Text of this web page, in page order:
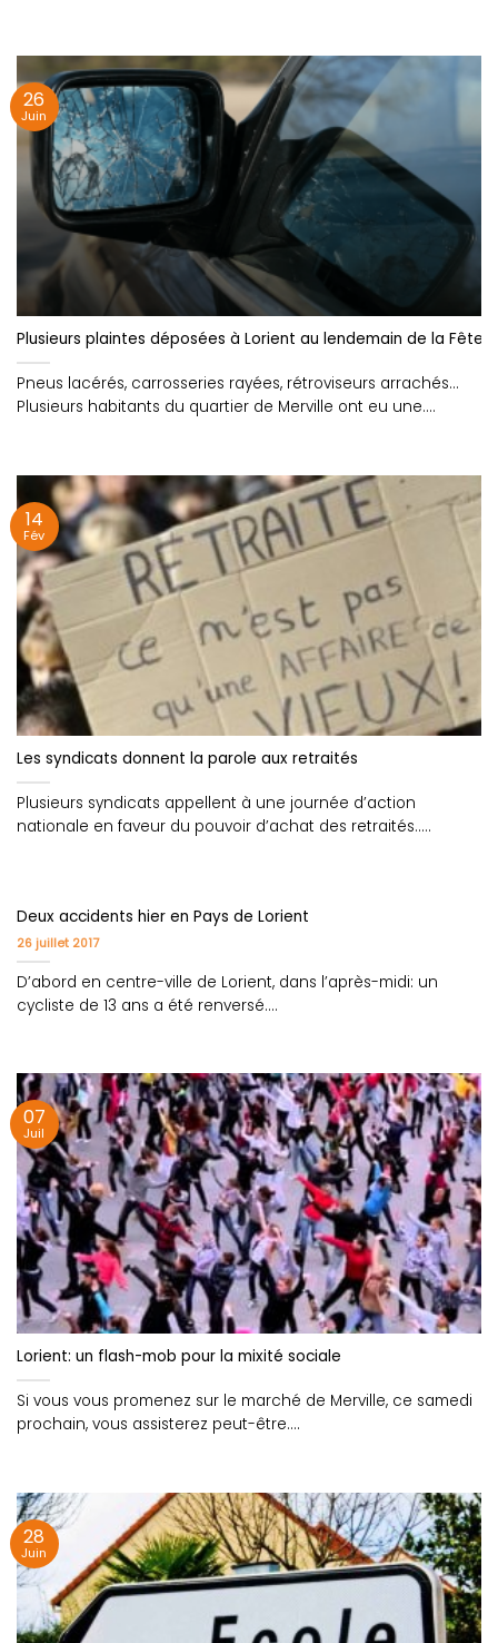
Plusieurs plaintes déposées à Lorient au lendemain de la Fête
Pneus lacérés, carrosseries rayées, rétroviseurs arrachés...
Plusieurs habitants du quartier de Merville ont eu une....
26
Juin
Les syndicats donnent la parole aux retraités
Plusieurs syndicats appellent à une journée d’action
nationale en faveur du pouvoir d’achat des retraités.....
14
Fév
Deux accidents hier en Pays de Lorient
26 juillet 2017
D’abord en centre-ville de Lorient, dans l’après-midi: un
cycliste de 13 ans a été renversé....
Lorient: un flash-mob pour la mixité sociale
Si vous vous promenez sur le marché de Merville, ce samedi
prochain, vous assisterez peut-être....
07
Juil
28
Juin